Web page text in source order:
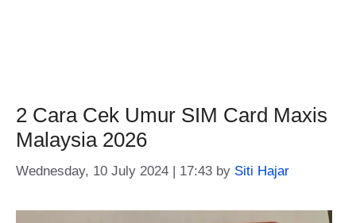
2 Cara Cek Umur SIM Card Maxis
Malaysia 2026
Wednesday, 10 July 2024 | 17:43 by Siti Hajar